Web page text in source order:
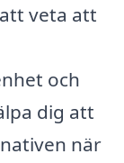
veta att
och
dig att
när